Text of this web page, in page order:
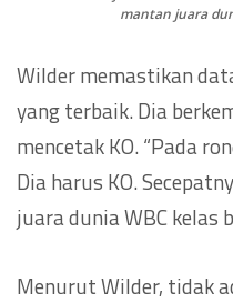
mantan juara
Wilder memastikan
yang terbaik. Dia
mencetak KO. “Pada
Dia harus KO.
juara dunia WBC kelas
Menurut Wilder, tidak